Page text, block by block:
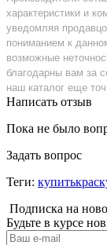
характеристики и
уведомляя
пониманием к
возможные
благодарны вам за
наш каталог еще
Написать отзыв
Пока не было
Задать вопрос
Теги:
Подписка на
Будьте в курсе